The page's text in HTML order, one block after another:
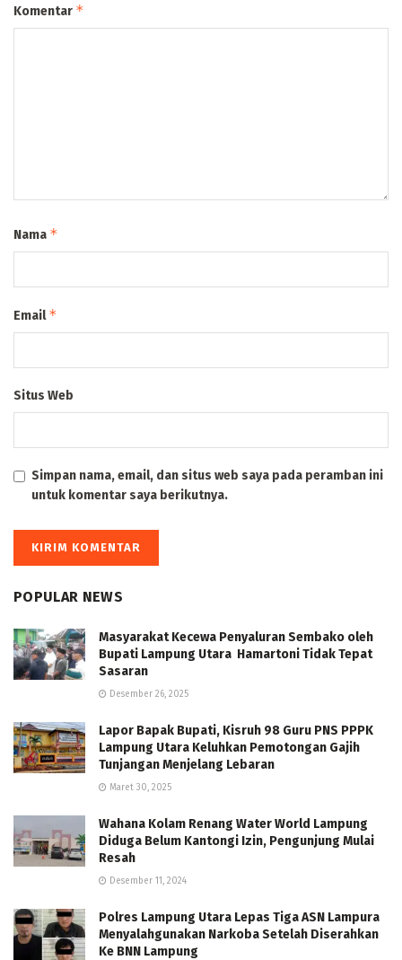
Komentar *
Nama *
Email*
Situs Web
Simpan nama, email, dan situs web saya pada peramban ini
untuk komentar saya berikutnya.
POPULAR NEWS
Masyarakat Kecewa Penyaluran Sembako oleh
Bupati Lampung Utara Hamartoni Tidak Tepat
Sasaran
Desember 26, 2025
Lapor Bapak Bupati, Kisruh 98 Guru PNS PPPK
Lampung Utara Keluhkan Pemotongan Gajih
Tunjangan Menjelang Lebaran
Maret 30, 2025
Wahana Kolam Renang Water World Lampung
Diduga Belum Kantongi Izin, Pengunjung Mulai
Resah
Desember 11, 2024
Polres Lampung Utara Lepas Tiga ASN Lampura
Menyalahgunakan Narkoba Setelah Diserahkan
Ke BNN Lampung